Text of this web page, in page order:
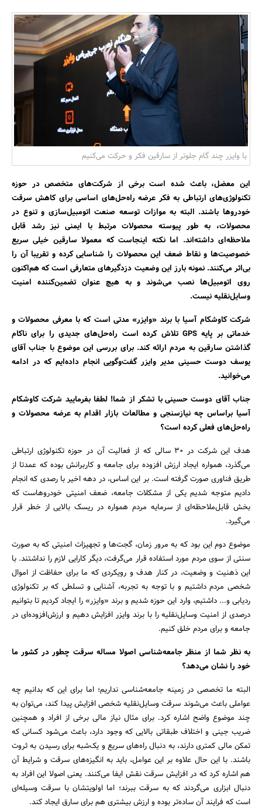
بانک، بیمه و سرمایه
مسکن و ساختمان
جستجو
با وایزر چند گام جلوتر از سارقین فکر و حرکت می‌کنیم
این معضل، باعث شده است برخی از شرکت‌های متخصص در حوزه
تکنولوژی‌های ارتباطی به فکر عرضه راه‌حل‌های اساسی برای کاهش سرقت
خودرو‌ها باشند. البته به موازات توسعه صنعت اتومبیل‌سازی و تنوع در
محصولات، به طور پیوسته محصولات مرتبط با ایمنی نیز رشد قابل
ملاحظه‌ای داشته‌اند. اما نکته اینجاست که معمولا سارقین خیلی سریع
خصوصیت‌ها و نقاط ضعف این محصولات را شناسایی کرده و تقریبا آن را
بی‌اثر می‌کنند. نمونه بارز این وضعیت دزدگیرهای متعارفی است که هم‌اکنون
روی اتومبیل‌ها نصب می‌شوند و به هیچ عنوان تضمین‌کننده امنیت
وسایل‌نقلیه نیست.
شرکت کاوشکام آسیا با برند «وایزر» مدتی است که با معرفی محصولات و
خدماتی بر پایه GPS تلاش کرده است راه‌حل‌های جدیدی را برای ناکام
گذاشتن سارقین به مردم ارائه کند. برای بررسی این موضوع با جناب آقای
یوسف دوست حسینی مدیر وایزر گفت‌وگویی انجام داده‌ایم که در ادامه
می‌خوانید.
جناب آقای دوست حسینی با تشکر از شما! لطفا بفرمایید شرکت کاوشکام
آسیا براساس چه نیازسنجی و مطالعات بازار اقدام به عرضه محصولات و
راه‌حل‌های فعلی کرده است؟‌
هدف این شرکت در 30 سالی که از فعالیت آن در حوزه تکنولوژی ارتباطی
می‌گذرد، همواره ایجاد ارزش افزوده برای جامعه و کاربرانش بوده که عمدتا از
طریق فناوری صورت گرفته است. بر این اساس، در دهه اخیر با رصدی که انجام
دادیم متوجه شدیم یکی از مشکلات جامعه، ضعف امنیتی خودروهاست که
بخش قابل‌ملاحظه‌ای از سرمایه مردم همواره در ریسک بالایی از خطر قرار
می‌گیرد.
موضوع دوم این بود که به مرور زمان، گجت‌ها و تجهیزات امنیتی که به صورت
سنتی از سوی مردم مورد استفاده قرار می‌گرفت، دیگر کارایی لازم را نداشتند. با
این ذهنیت و وضعیت، در کنار هدف و رویکردی که ما برای حفاظت از اموال
شخصی مردم داشتیم و با توجه به تجربه، آشنایی و تسلطی که بر تکنولوژی
ردیابی و... داشتیم، وارد این حوزه شدیم و برند «وایزر» را ایجاد کردیم تا بتوانیم
درصدی از امنیت وسایل‌نقلیه را با برند وایزر افزایش دهیم و ارزش‌افزوده‌ای در
جامعه و برای مردم خلق کنیم.
به نظر شما از منظر جامعه‌شناسی اصولا مساله سرقت چطور در کشور ما
خود را نشان می‌دهد؟‌
البته ما تخصصی در زمینه جامعه‌شناسی نداریم؛ اما برای این که بدانیم چه
عواملی باعث می‌شوند سرقت وسایل‌نقلیه شخصی افزایش پیدا کند، می‌توان به
چند موضوع واضح اشاره کرد. برای مثال نیاز مالی برخی از افراد و همچنین
ضریب جینی و اختلاف طبقاتی بالایی که وجود دارد، باعث می‌شود کسانی که
تمکن مالی کمتری دارند، به دنبال راه‌های سریع و یک‌شبه برای رسیدن به ثروت
باشند. با این حال علاوه بر این عوامل، باید به انگیزه‌های سرقت و شرایط آن
هم اشاره کرد که در افزایش سرقت نقش ایفا می‌کنند. یعنی اصولا این افراد به
دنبال ابزاری می‌گردند که به سرقت ببرند؛ اما اولویتشان با سرقت وسیله‌ای
است که فرایند آن ساده‌تر بوده و ارزش بیشتری هم برای سارق ایجاد کند.